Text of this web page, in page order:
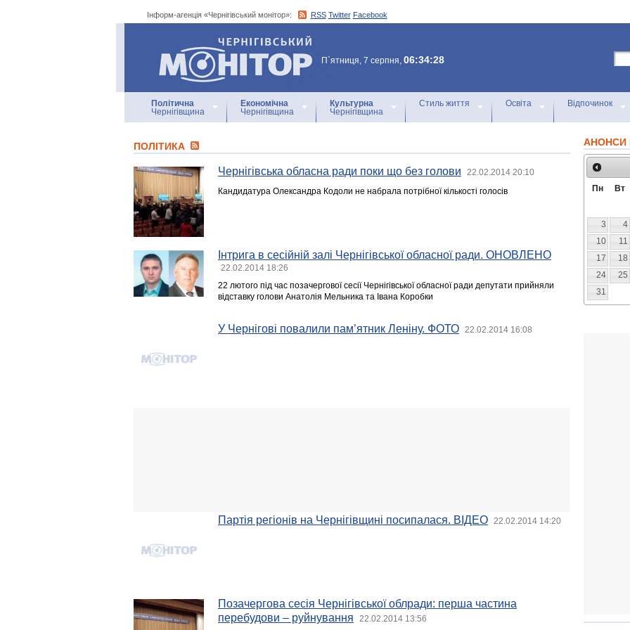
Інформ-агенція «Чернігівський монітор»: RSS Twitter Facebook
Інформ-агенція
«Чернігівський монітор»
П`ятниця, 7 серпня, 06:34:28
Політична
Чернігівщина
Економічна
Чернігівщина
Культурна
Чернігівщина
Стиль життя Освіта Відпочинок
ПОЛІТИКА
Чернігівська обласна ради поки що без голови 22.02.2014 20:10
Кандидатура Олександра Кодоли не набрала потрібної кількості голосів
Інтрига в сесійній залі Чернігівської обласної ради. ОНОВЛЕНО
22.02.2014 18:26
22 лютого під час позачергової сесії Чернігівської обласної ради депутати прийняли
відставку голови Анатолія Мельника та Івана Коробки
У Чернігові повалили пам’ятник Леніну. ФОТО 22.02.2014 16:08
Партія регіонів на Чернігівщині посипалася. ВІДЕО 22.02.2014 14:20
Позачергова сесія Чернігівської облради: перша частина
перебудови – руйнування
22.02.2014 13:56
АНОНСИ
Пн Вт
3
4
10
11
17
18
24
25
31